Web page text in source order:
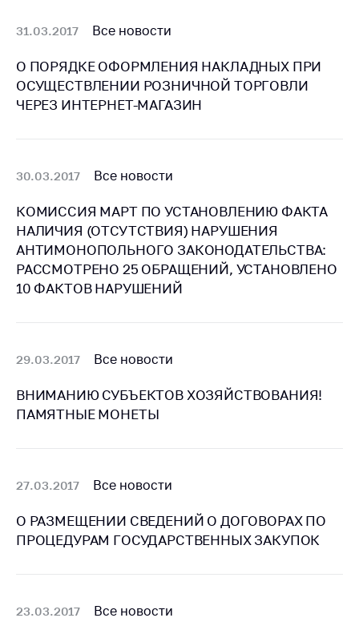
Общественное
проектов
Маркировка
товаров
Рекомендации по
предотвращению
распространения
COVID-19 для
субъектов торговли,
общественного
питания, бытового
антимонопольного
конкурентной
политики
31.03.2017 Все новости
О ПОРЯДКЕ ОФОРМЛЕНИЯ НАКЛАДНЫХ ПРИ
ОСУЩЕСТВЛЕНИИ РОЗНИЧНОЙ ТОРГОВЛИ
ЧЕРЕЗ ИНТЕРНЕТ-МАГАЗИН
30.03.2017 Все новости
КОМИССИЯ МАРТ ПО УСТАНОВЛЕНИЮ ФАКТА
НАЛИЧИЯ (ОТСУТСТВИЯ) НАРУШЕНИЯ
АНТИМОНОПОЛЬНОГО ЗАКОНОДАТЕЛЬСТВА:
РАССМОТРЕНО 25 ОБРАЩЕНИЙ, УСТАНОВЛЕНО
10 ФАКТОВ НАРУШЕНИЙ
29.03.2017 Все новости
ВНИМАНИЮ СУБЪЕКТОВ ХОЗЯЙСТВОВАНИЯ!
ПАМЯТНЫЕ МОНЕТЫ
27.03.2017 Все новости
О РАЗМЕЩЕНИИ СВЕДЕНИЙ О ДОГОВОРАХ ПО
ПРОЦЕДУРАМ ГОСУДАРСТВЕННЫХ ЗАКУПОК
23.03.2017 Все новости